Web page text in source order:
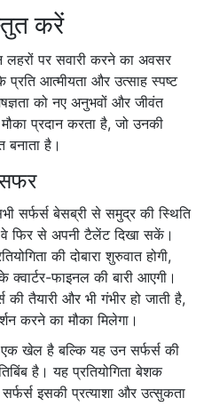
करें
लहरों पर सवारी करने का अवसर
आत्मीयता और उत्साह स्पष्ट
को नए अनुभवों और जीवंत
प्रदान करता है, जो उनकी
बनाता है।
सफर
सर्फर्स बेसब्री से समुद्र की स्थिति
फिर से अपनी टैलेंट दिखा सकें।
की दोबारा शुरुवात होगी,
फाइनल की बारी आएगी।
की तैयारी और भी गंभीर हो जाती है,
करने का मौका मिलेगा।
एक खेल है बल्कि यह उन सर्फर्स की
है। यह प्रतियोगिता बेशक
इसकी प्रत्याशा और उत्सुकता